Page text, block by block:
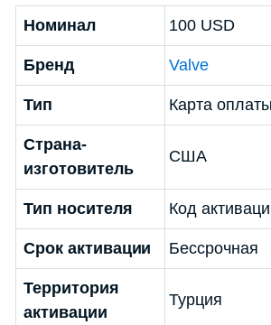
Номинал 100 USD
Бренд Valve
Тип Карта оплаты
Страна-
изготовитель
США
Тип носителя Код
Срок активации Бессрочная
Территория
активации
Турция